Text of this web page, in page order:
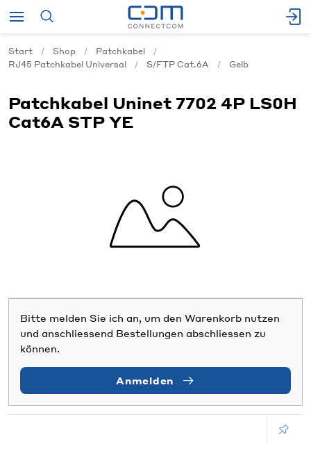
Start Shop
Patchkabel
RJ45 Patchkabel Universal
S/FTP Cat.6A Gelb
Patchkabel Uninet 7702 4P LS0H
Cat6A STP YE
Bitte melden Sie ich an, um den Warenkorb nutzen
und anschliessend Bestellungen abschliessen zu
können.
Anmelden